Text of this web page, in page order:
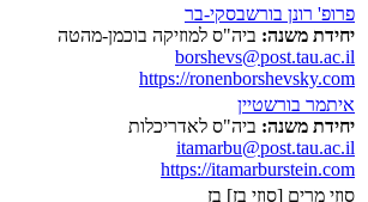
פרופ' רונן בורשבסקי-בר
יחידת משנה: ביה"ס למוזיקה בוכמן-מהטה
borshevs@post.tau.ac.il
https://ronenborshevsky.com
איתמר בורשטיין
יחידת משנה: ביה"ס לאדריכלות
itamarbu@post.tau.ac.il
https://itamarburstein.com
סוזי מרים [סוזי בז] בז